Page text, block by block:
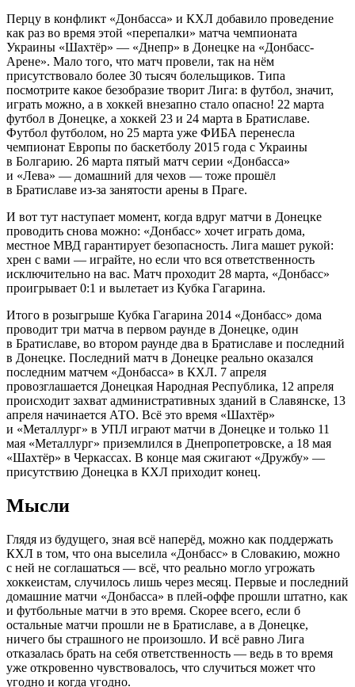
Перцу в конфликт «Донбасса» и КХЛ добавило проведение
как раз во время этой «перепалки» матча чемпионата
Украины «Шахтёр» — «Днепр» в Донецке на «Донбасс-
Арене». Мало того, что матч провели, так на нём
присутствовало более 30 тысяч болельщиков. Типа
посмотрите какое безобразие творит Лига: в футбол, значит,
играть можно, а в хоккей внезапно стало опасно! 22 марта
футбол в Донецке, а хоккей 23 и 24 марта в Братиславе.
Футбол футболом, но 25 марта уже ФИБА перенесла
чемпионат Европы по баскетболу 2015 года с Украины
в Болгарию. 26 марта пятый матч серии «Донбасса»
и «Лева» — домашний для чехов — тоже прошёл
в Братиславе из-за занятости арены в Праге.
И вот тут наступает момент, когда вдруг матчи в Донецке
проводить снова можно: «Донбасс» хочет играть дома,
местное МВД гарантирует безопасность. Лига машет рукой:
хрен с вами — играйте, но если что вся ответственность
исключительно на вас. Матч проходит 28 марта, «Донбасс»
проигрывает 0:1 и вылетает из Кубка Гагарина.
Итого в розыгрыше Кубка Гагарина 2014 «Донбасс» дома
проводит три матча в первом раунде в Донецке, один
в Братиславе, во втором раунде два в Братиславе и последний
в Донецке. Последний матч в Донецке реально оказался
последним матчем «Донбасса» в КХЛ. 7 апреля
провозглашается Донецкая Народная Республика, 12 апреля
происходит захват административных зданий в Славянске, 13
апреля начинается АТО. Всё это время «Шахтёр»
и «Металлург» в УПЛ играют матчи в Донецке и только 11
мая «Металлург» приземлился в Днепропетровске, а 18 мая
«Шахтёр» в Черкассах. В конце мая сжигают «Дружбу» —
присутствию Донецка в КХЛ приходит конец.
Мысли
Глядя из будущего, зная всё наперёд, можно как поддержать
КХЛ в том, что она выселила «Донбасс» в Словакию, можно
с ней не соглашаться — всё, что реально могло угрожать
хоккеистам, случилось лишь через месяц. Первые и последний
домашние матчи «Донбасса» в плей-оффе прошли штатно, как
и футбольные матчи в это время. Скорее всего, если б
остальные матчи прошли не в Братиславе, а в Донецке,
ничего бы страшного не произошло. И всё равно Лига
отказалась брать на себя ответственность — ведь в то время
уже откровенно чувствовалось, что случиться может что
угодно и когда угодно.